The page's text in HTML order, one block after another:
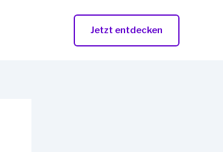
Jetzt entdecken